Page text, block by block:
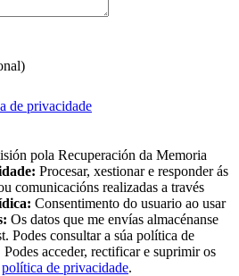
de privacidade
pola Recuperación da Memoria
Procesar, xestionar e responder ás
comunicacións realizadas a través
Consentimento do usuario ao usar
Os datos que me envías almacénanse
Podes consultar a súa política de
Podes acceder, rectificar e suprimir os
política de privacidade.